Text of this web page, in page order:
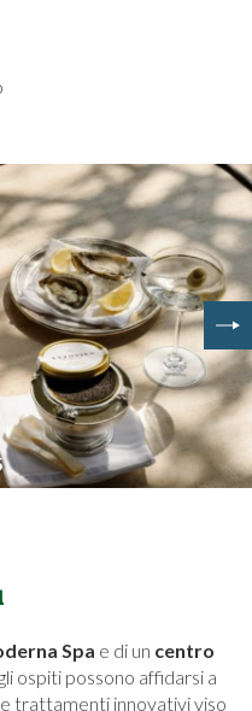
Spa e di un centro
ospiti possono affidarsi a
trattamenti innovativi viso